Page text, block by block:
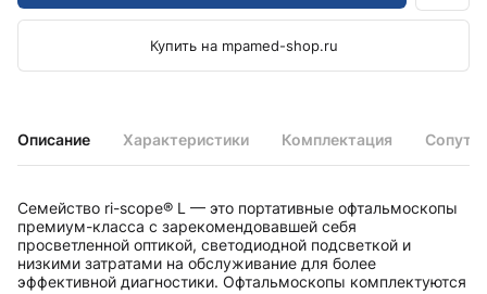
Описание Характеристики Комплектация
Семейство ri-scope® L — это портативные офтальмоскопы
премиум-класса с зарекомендовавшей себя
просветленной оптикой, светодиодной подсветкой и
низкими затратами на обслуживание для более
эффективной диагностики. Офтальмоскопы комплектуются
Купить на mpamed-shop.ru